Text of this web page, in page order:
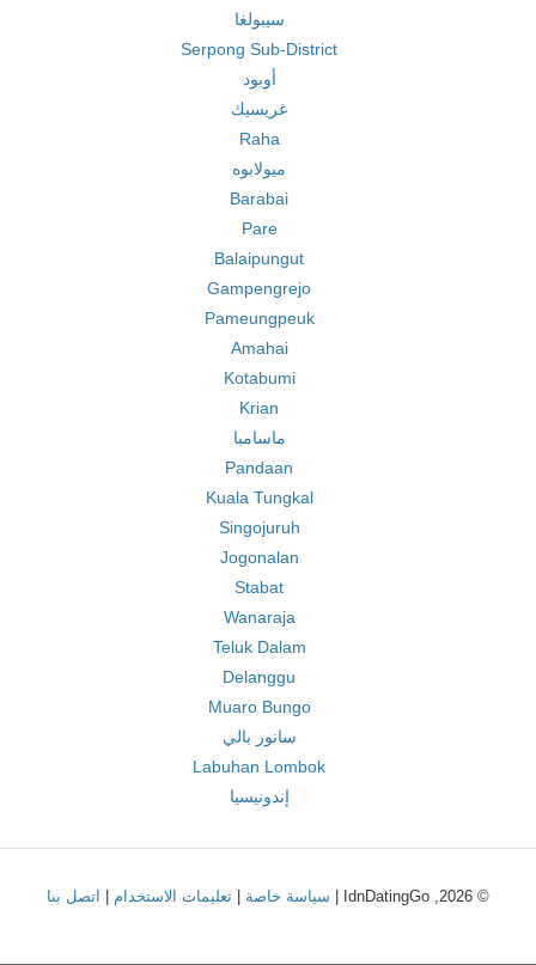
سيبولغا
Serpong Sub-District
أوبود
غريسيك
Raha
ميولابوه
Barabai
Pare
Balaipungut
Gampengrejo
Pameungpeuk
Amahai
Kotabumi
Krian
ماسامبا
Pandaan
Kuala Tungkal
Singojuruh
Jogonalan
Stabat
Wanaraja
Teluk Dalam
Delanggu
Muaro Bungo
سانور بالي
Labuhan Lombok
إندونيسيا
© 2026, IdnDatingGo | سياسة خاصة تعليمات الاستخدام اتصل بنا